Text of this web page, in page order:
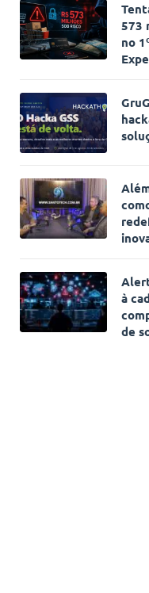
573
no
à
de